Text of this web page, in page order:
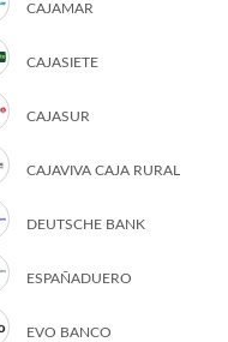
CAJAMAR
CAJASIETE
CAJASUR
CAJAVIVA CAJA RURAL
DEUTSCHE BANK
ESPAÑADUERO
EVO BANCO